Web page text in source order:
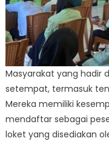
Masyarakat yang hadir
setempat, termasuk
Mereka memiliki
mendaftar sebagai
loket yang disediakan